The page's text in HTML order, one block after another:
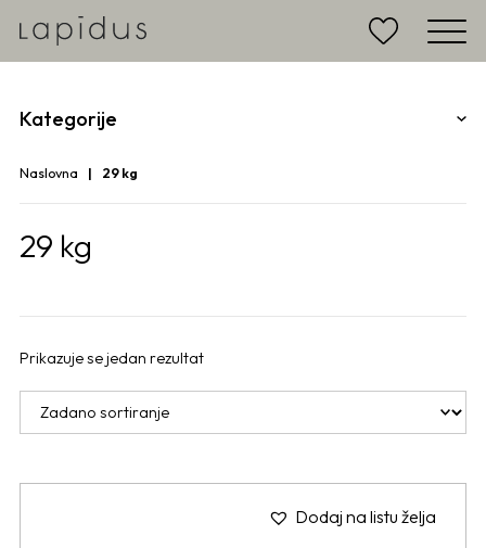
Kategorije
Naslovna 29 kg
29 kg
Prikazuje se jedan rezultat
Dodaj na listu želja